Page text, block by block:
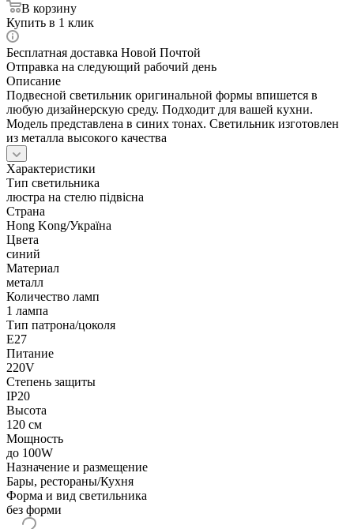
В корзину
Купить в 1 клик
Бесплатная доставка Новой Почтой
Отправка на следующий рабочий день
Описание
Подвесной светильник оригинальной формы впишется в
любую дизайнерскую среду. Подходит для вашей кухни.
Модель представлена в синих тонах. Светильник изготовлен
из металла высокого качества
Характеристики
Тип светильника
люстра на стелю підвісна
Страна
Hong Kong/Україна
Цвета
синий
Материал
металл
Количество ламп
1 лампа
Тип патрона/цоколя
E27
Питание
220V
Степень защиты
IP20
Высота
120 см
Мощность
до 100W
Назначение и размещение
Бары, рестораны/Кухня
Форма и вид светильника
без форми